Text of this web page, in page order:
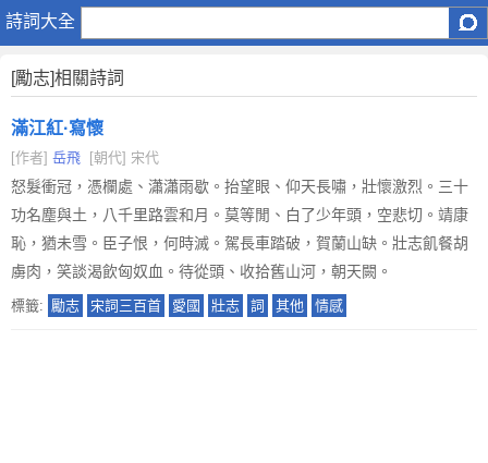
詩詞大全
【
】
有
關
勵
志
的
詩
歌
詞
[勵志]相關詩詞
滿江紅·寫懷
[作者] 岳飛 [朝代] 宋代
怒髮衝冠，憑欄處、瀟瀟雨歇。抬望眼、仰天長嘯，壯懷激烈。三十
功名塵與土，八千里路雲和月。莫等閒、白了少年頭，空悲切。靖康
恥，猶未雪。臣子恨，何時滅。駕長車踏破，賀蘭山缺。壯志飢餐胡
虜肉，笑談渴飲匈奴血。待從頭、收拾舊山河，朝天闕。
標籤: 勵志 宋詞三百首 愛國 壯志 詞 其他 情感